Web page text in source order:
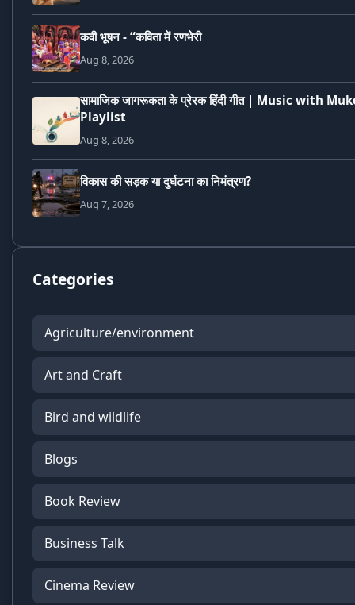
कवी भूषन - “कविता में रणभेरी
Aug 8, 2026
सामाजिक जागरूकता के प्रेरक हिंदी गीत | Music with
Playlist
Aug 8, 2026
विकास की सड़क या दुर्घटना का निमंत्रण?
Aug 7, 2026
Categories
Agriculture/environment
Art and Craft
Bird and wildlife
Blogs
Book Review
Business Talk
Cinema Review